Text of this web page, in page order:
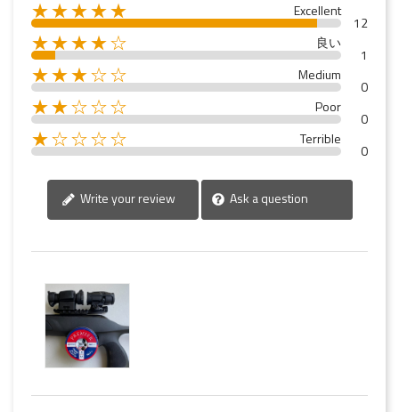
★★★★★ Excellent
12
★★★★☆ 良い
1
★★★☆☆ Medium
0
★★☆☆☆ Poor
0
★☆☆☆☆ Terrible
0
Write your review Ask a question